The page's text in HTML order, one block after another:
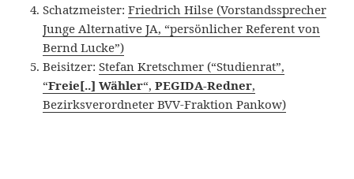
Schatzmeister:Friedrich Hilse (Vorstandssprecher
Junge Alternative JA, “persönlicher Referent von
Bernd Lucke”)
Beisitzer:Stefan Kretschmer (“Studienrat”,
“Freie[..] Wähler“,PEGIDA-Redner,
Bezirksverordneter BVV-Fraktion Pankow)